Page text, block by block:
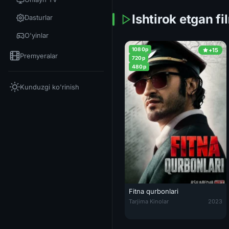
Dasturlar
O'yinlar
Premyeralar
Kunduzgi ko'rinish
Ishtirok etgan
+15
1080p
720p
480p
Fitna qurbonlari
Fitna qurbonlari / IB 71:
Tarjima Kinolar 2023